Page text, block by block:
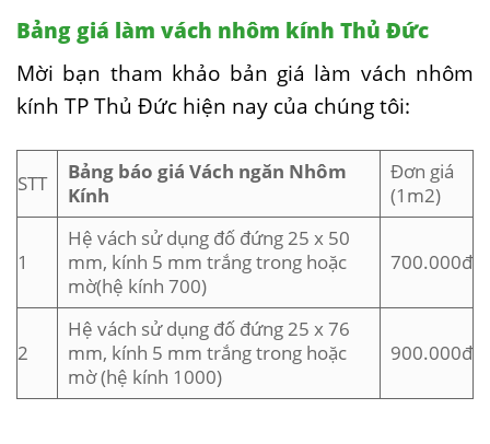
Bảng giá làm vách nhôm kính Thủ Đức
Mời bạn tham khảo bản giá làm vách nhôm
kính TP Thủ Đức hiện nay của chúng tôi:
STT
Bảng báo giá Vách ngăn Nhôm
Kính
Đơn giá
(1m2)
1
Hệ vách sử dụng đố đứng 25 x 50
mm, kính 5 mm trắng trong hoặc
mờ(hệ kính 700)
700.000đ
2
Hệ vách sử dụng đố đứng 25 x 76
mm, kính 5 mm trắng trong hoặc
mờ (hệ kính 1000)
900.000đ